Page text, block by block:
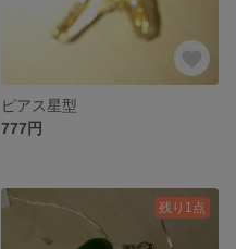
ピアス星型
777円
残り1点